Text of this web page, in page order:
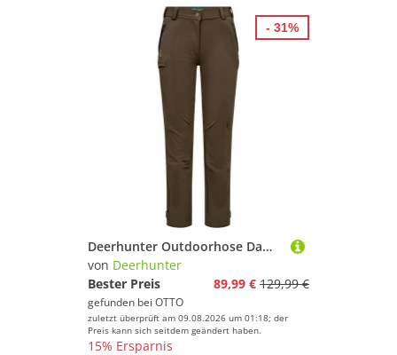
Deerhunter Outdoorhose Damen Hose Lady Ann Full Stretch
von Deerhunter
Bester Preis
89,99 € 129,99 €
gefunden bei OTTO
zuletzt überprüft am 09.08.2026 um 01:18; der
Preis kann sich seitdem geändert haben.
15% Ersparnis
- 31%